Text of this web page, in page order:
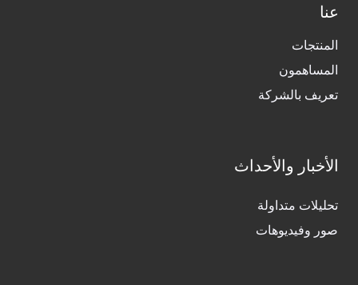
عنا
المنتجات
المساهمون
تعريف بالشركة
الأخبار والأحداث
تحليلات متداولة
صور وفيديوهات